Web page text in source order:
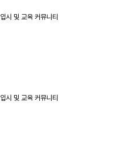
입시 및 교육커뮤니티
입시 및 교육커뮤니티